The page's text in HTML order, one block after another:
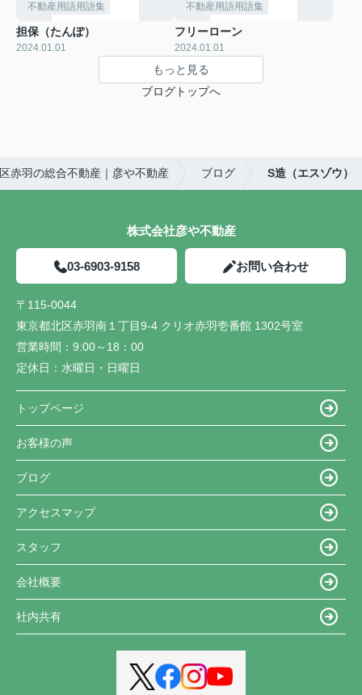
不動産用語用語集
担保（たんぽ）
2024.01.01
不動産用語用語集
フリーローン
2024.01.01
もっと見る
ブログトップへ
赤羽の総合不動産｜彦や不動産 ブログ S造（エスゾウ）
株式会社彦や不動産
03-6903-9158 お問い合わせ
〒115-0044
東京都北区赤羽南１丁目9-4 クリオ赤羽壱番館 1302号室
営業時間： 9:00～18：00
定休日： 水曜日・日曜日
トップページ
お客様の声
ブログ
アクセスマップ
スタッフ
会社概要
社内共有